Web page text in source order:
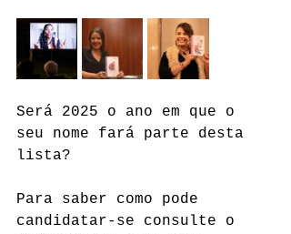
Será 2025 o ano em que o
seu nome fará parte desta
lista?
Para saber como pode
candidatar-se consulte o